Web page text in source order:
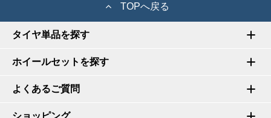
TOPへ戻る
タイヤ単品を探す
ホイールセットを探す
よくあるご質問
ショッピング